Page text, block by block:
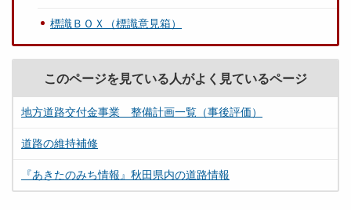
標識ＢＯＸ（標識意見箱）
このページを見ている人がよく見ているページ
地方道路交付金事業 整備計画一覧（事後評価）
道路の維持補修
『あきたのみち情報』秋田県内の道路情報